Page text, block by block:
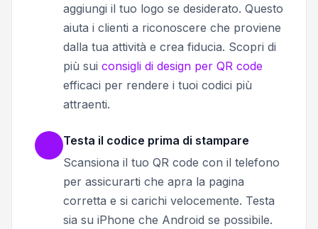
aggiungi il tuo logo se desiderato. Questo
aiuta i clienti a riconoscere che proviene
dalla tua attività e crea fiducia. Scopri di
più sui consigli di design per QR code
efficaci per rendere i tuoi codici più
attraenti.
Testa il codice prima di stampare
Scansiona il tuo QR code con il telefono
per assicurarti che apra la pagina
corretta e si carichi velocemente. Testa
sia su iPhone che Android se possibile.